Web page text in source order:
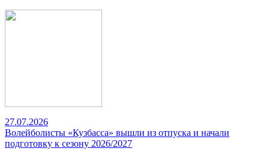
27.07.2026
Волейболисты «Кузбасса» вышли из отпуска и начали
подготовку к сезону 2026/2027